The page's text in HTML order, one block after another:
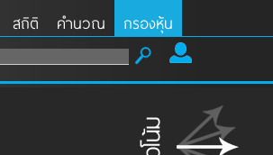
สถิติ คำนวณ กรองหุ้น